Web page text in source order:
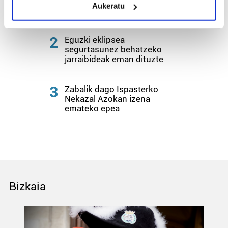
Identify your device by actively scanning it for
specific characteristics (fingerprinting)
and set your preferences in the details section
teknologia erabiliz, cookieak adibidez, iragarki eta eduki
pertsonalizatuak eskaintzeko, iragarkiak eta edukia
interes komertzial legitimoetan babesten dira. Ikusi gure
bazkideen zerrenda, beren ustez zein helburutarako
duten interes legitimoa eta horren aurka nola egin
dezakezun ikusteko.
Aukeratu
Aulestin
2
Eguzki eklipsea
segurtasunez behatzeko
jarraibideak eman dituzte
3
Zabalik dago Ispasterko
Nekazal Azokan izena
emateko epea
Bizkaia